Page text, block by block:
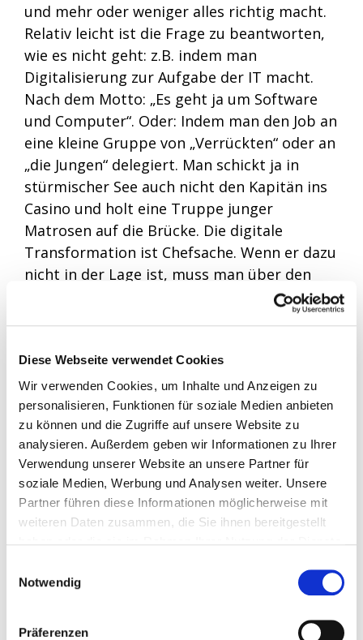
Diese Webseite verwendet Cookies
Wir verwenden Cookies, um Inhalte und Anzeigen zu
personalisieren, Funktionen für soziale Medien anbieten
zu können und die Zugriffe auf unsere Website zu
analysieren. Außerdem geben wir Informationen zu Ihrer
Verwendung unserer Website an unsere Partner für
soziale Medien, Werbung und Analysen weiter. Unsere
Partner führen diese Informationen möglicherweise mit
weiteren Daten zusammen, die Sie ihnen bereitgestellt
Notwendig
Präferenzen
und mehr oder weniger alles richtig macht.
Relativ leicht ist die Frage zu beantworten,
wie es nicht geht: z.B. indem man
Digitalisierung zur Aufgabe der IT macht.
Nach dem Motto: „Es geht ja um Software
und Computer“. Oder: Indem man den Job an
eine kleine Gruppe von „Verrückten“ oder an
„die Jungen“ delegiert. Man schickt ja in
stürmischer See auch nicht den Kapitän ins
Casino und holt eine Truppe junger
Matrosen auf die Brücke. Die digitale
Transformation ist Chefsache. Wenn er dazu
nicht in der Lage ist, muss man über den
Selbstfahrende Autos, künstliche
die komplette Fertigungslinien
„entmenschlichen“ werden. Wie weit ist die
digitale Transformation aus Ihrer Sicht
denn schon fortgeschritten?
Wir stehen da meiner festen Überzeugung
nach, noch sehr in den Anfängen. Ja, wir
digitalisieren schon lange, aber auf einem
geradezu lächerlichen Niveau, wenn man an
denkt. Man muss nur zurückblicken, um eine
Ahnung davon zu bekommen, was da noch
geht. Ich hatte Ende der 80er an der ETH-